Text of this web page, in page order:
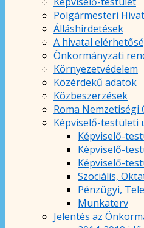
Polgármesteri
Álláshirdetések
A hivatal
Önkormányzati
Környezetvédelem
Közérdekű adatok
Közbeszerzések
Roma
Képviselő-testületi
Képviselő-
Képviselő-
Képviselő-
Szociális,
Pénzügyi,
Munkaterv
Jelentés az